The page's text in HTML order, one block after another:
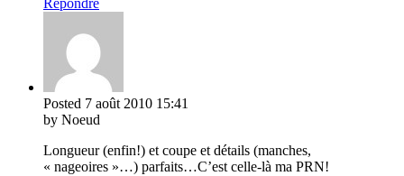
Posted 7 août 2010 15:41
by Noeud
Longueur (enfin!) et coupe et détails (manches,
« nageoires »…) parfaits…C’est celle-là ma PRN!